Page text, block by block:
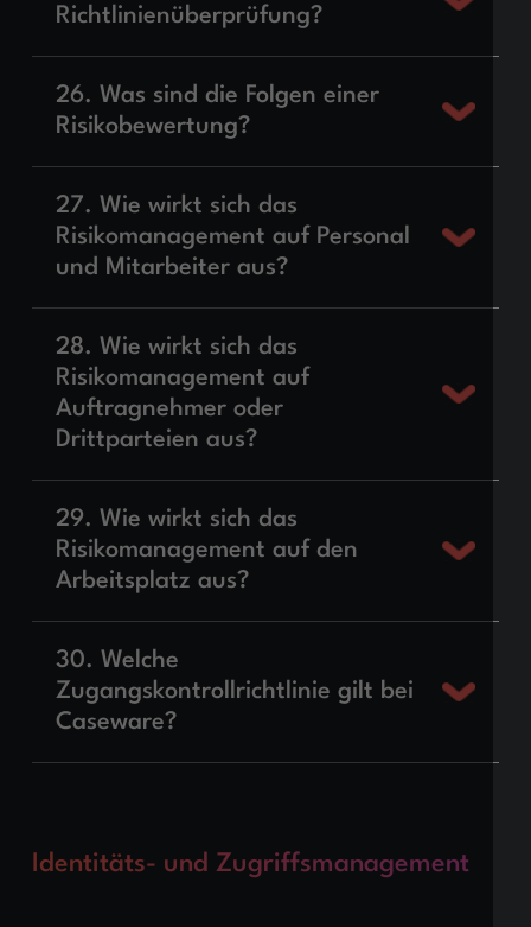
Richtlinienüberprüfung?
26. Was sind die Folgen einer
Risikobewertung?
27. Wie wirkt sich das
Risikomanagement auf Personal
und Mitarbeiter aus?
28. Wie wirkt sich das
Risikomanagement auf
Auftragnehmer oder
Drittparteien aus?
29. Wie wirkt sich das
Risikomanagement auf den
Arbeitsplatz aus?
30. Welche
Zugangskontrollrichtlinie gilt bei
Caseware?
Identitäts- und Zugriffsmanagement